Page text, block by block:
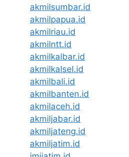
akmilsumbar.id
akmilpapua.id
akmilriau.id
akmilntt.id
akmilkalbar.id
akmilkalsel.id
akmilbali.id
akmilbanten.id
akmilaceh.id
akmiljabar.id
akmiljateng.id
akmiljatim.id